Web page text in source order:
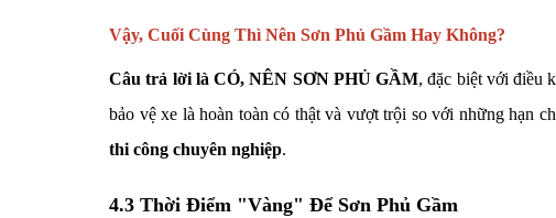
Vậy, Cuối Cùng Thì Nên Sơn Phủ Gầm Hay Không?
Câu trả lời là CÓ, NÊN SƠN PHỦ GẦM, đặc biệt với điều
bảo vệ xe là hoàn toàn có thật và vượt trội so với những hạn
thi công chuyên nghiệp.
4.3 Thời Điểm "Vàng" Để Sơn Phủ Gầm